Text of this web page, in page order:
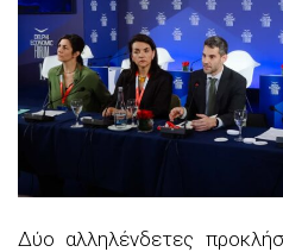
Δύο αλληλένδετες